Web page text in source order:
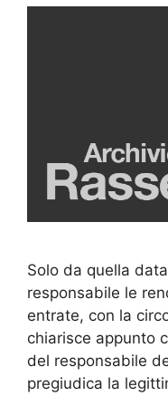
Solo da quella
responsabile le
entrate, con la
chiarisce appunto
del responsabile
pregiudica la